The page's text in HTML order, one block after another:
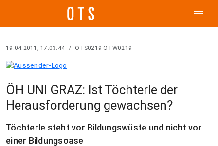
menu
19.04.2011, 17:03:44 / OTS0219 OTW0219
ÖH UNI GRAZ: Ist Töchterle der
Herausforderung gewachsen?
Töchterle steht vor Bildungswüste und nicht vor
einer Bildungsoase